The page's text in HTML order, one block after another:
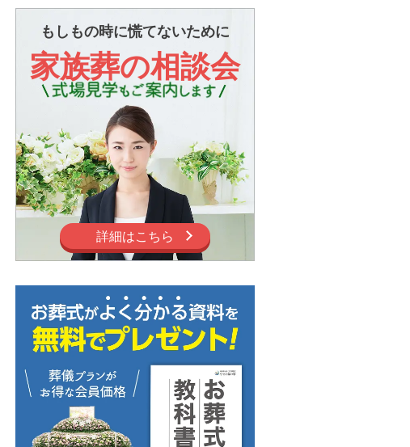
もしもの時に慌てないために
家族葬の相談会
詳細はこちら